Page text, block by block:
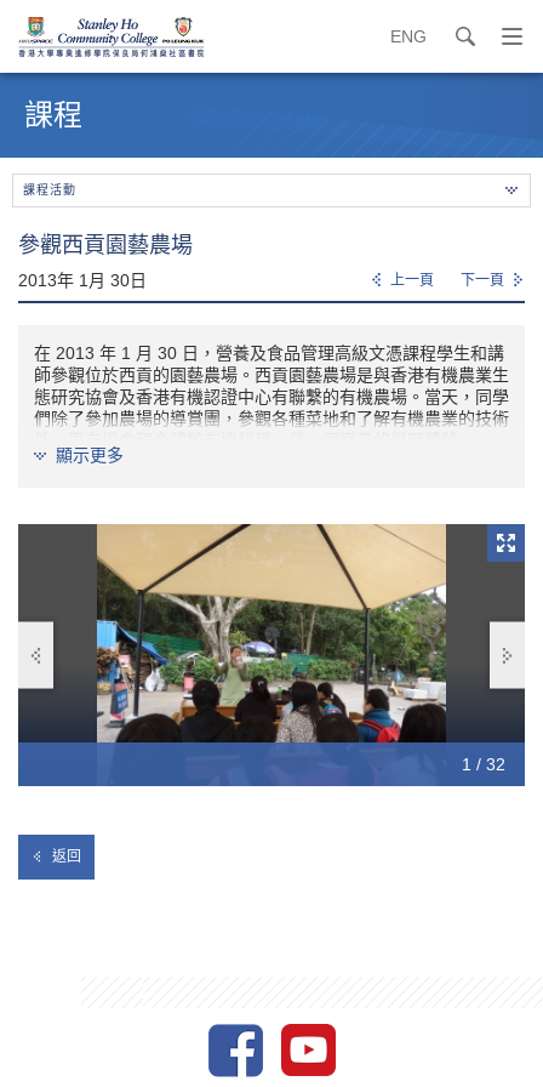
ENG search
打
開
始
課程
課程活動
參觀西貢園藝農場
2013年 1月 30日 上一頁 下一頁
在 2013 年 1 月 30 日，營養及食品管理高級文憑課程學生和講
師參觀位於西貢的園藝農場。西貢園藝農場是與香港有機農業生
態研究協會及香港有機認證中心有聯繫的有機農場。當天，同學
們除了參加農場的導賞團，參觀各種菜地和了解有機農業的技術
顯示更多
1 / 32
2 / 32
3 / 32
4 / 32
5 / 32
6 / 32
7 / 32
8 / 32
9 / 32
10 / 32
11 / 32
12 / 32
13 / 32
14 / 32
15 / 32
16 / 32
17 / 32
18 / 32
19 / 32
20 / 32
21 / 32
22 / 32
23 / 32
24 / 32
25 / 32
26 / 32
27 / 32
28 / 32
29 / 32
30 / 32
31 / 32
32 / 32
返回